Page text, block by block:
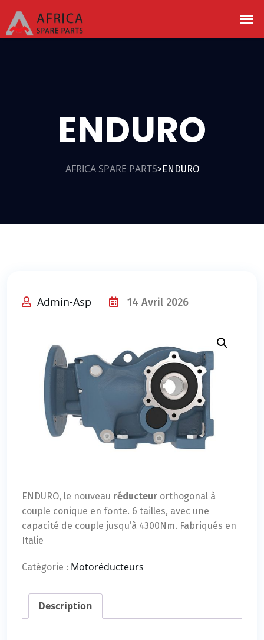
ENDURO
AFRICA SPARE PARTS>ENDURO
Admin-Asp 14 Avril 2026
ENDURO, le nouveau réducteur orthogonal à
couple conique en fonte. 6 tailles, avec une
capacité de couple jusqu’à 4300Nm. Fabriqués en
Italie
Catégorie : Motoréducteurs
Description